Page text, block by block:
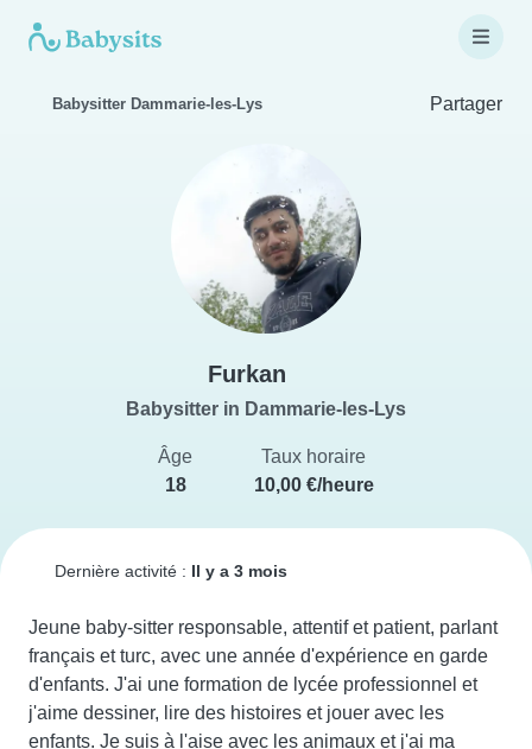
Babysitter Dammarie-les-Lys Partager
Furkan
Babysitter in Dammarie-les-Lys
Âge
18
Taux horaire
10,00 €/heure
Dernière activité : Il y a 3 mois
Jeune baby-sitter responsable, attentif et patient, parlant
français et turc, avec une année d'expérience en garde
d'enfants. J'ai une formation de lycée professionnel et
j'aime dessiner, lire des histoires et jouer avec les
enfants. Je suis à l'aise avec les animaux et j'ai ma